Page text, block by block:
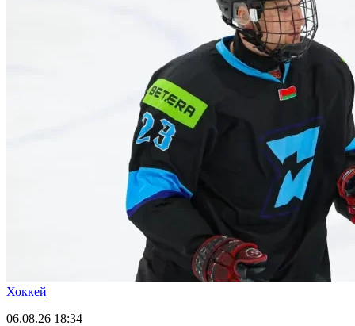
Хоккей
06.08.26 18:34